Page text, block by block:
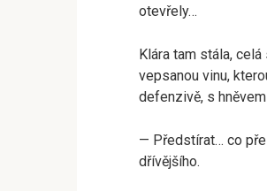
otevřely…
Klára tam stála,
vepsanou vinu,
defenzivě, s
— Předstírat… co
dřívějšího.